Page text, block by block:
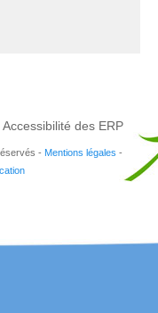
Accessibilité des ERP
- Mentions légales -